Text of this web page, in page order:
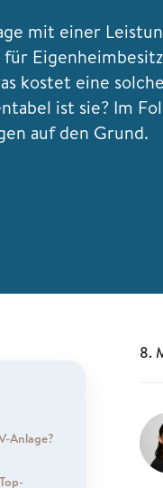
mit einer
für
kostet eine
ist sie? Im
auf den Grund.
Anlage?
8.